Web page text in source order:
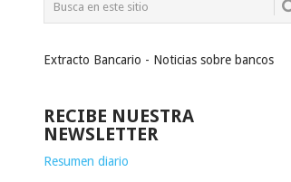
Extracto Bancario - Noticias sobre bancos
RECIBE NUESTRA
NEWSLETTER
Resumen diario